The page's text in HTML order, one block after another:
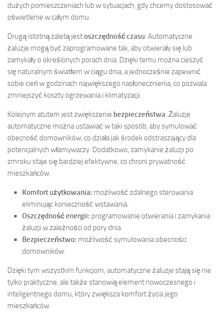
dużych pomieszczeniach lub w sytuacjach, gdy chcemy dostosować
oświetlenie w całym domu.
Drugą istotną zaletą jestoszczędność czasu. Automatyczne
żaluzje mogą być zaprogramowane tak, aby otwierały się lub
zamykały o określonych porach dnia. Dzięki temu można cieszyć
się naturalnym światłem w ciągu dnia, a jednocześnie zapewnić
sobie cień w godzinach największego nasłonecznienia, co pozwala
zmniejszyć koszty ogrzewania i klimatyzacji.
Kolejnym atutem jest zwiększenie bezpieczeństwa. Żaluzje
automatyczne można ustawiać w taki sposób, aby symulować
obecność domowników, co działa jak środek odstraszający dla
potencjalnych włamywaczy. Dodatkowo, zamykanie żaluzji po
zmroku staje się bardziej efektywne, co chroni prywatność
mieszkańców.
Komfort użytkowania: możliwość zdalnego sterowania
eliminując konieczność wstawania.
Oszczędność energii: programowanie otwierania i zamykania
żaluzji w zależności od pory dnia.
Bezpieczeństwo: możliwość symulowania obecności
domowników.
Dzięki tym wszystkim funkcjom, automatyczne żaluzje stają się nie
tylko praktyczne, ale także stanowią element nowoczesnego i
inteligentnego domu, który zwiększa komfort życia jego
mieszkańców.